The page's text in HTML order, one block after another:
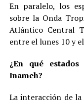
En paralelo, los
sobre la Onda
Atlántico Central
entre el lunes 10 y
¿En qué
Inameh?
La interacción de